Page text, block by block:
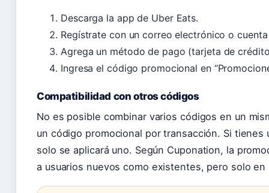
Descarga la app de Uber Eats.
Regístrate con un correo electrónico o
Agrega un método de pago (tarjeta de
Ingresa el código promocional en
Compatibilidad con otros códigos
No es posible combinar varios códigos en un
un código promocional por transacción. Si
solo se aplicará uno. Según Cuponation, la
a usuarios nuevos como existentes, pero solo